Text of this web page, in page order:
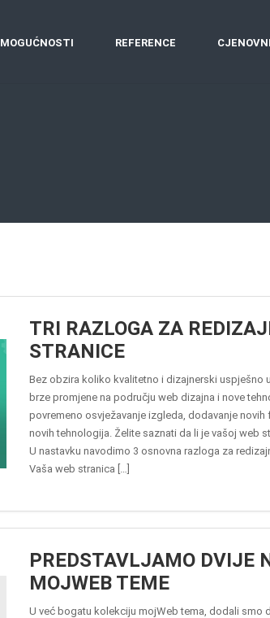
MOGUĆNOSTI REFERENCE
TRI RAZLOGA ZA
STRANICE
Bez obzira koliko kvalitetno i dizajnerski uspješno
brze promjene na području web dizajna i nove
povremeno osvježavanje izgleda, dodavanje
novih tehnologija. Želite saznati da li je vašoj web
U nastavku navodimo 3 osnovna razloga za
Vaša web stranica […]
PREDSTAVLJAMO DVIJE
MOJWEB TEME
U već bogatu kolekciju mojWeb tema, dodali smo